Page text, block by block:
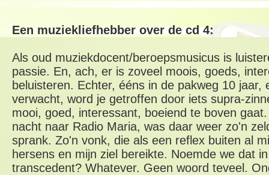
Een muziekliefhebber over de cd 4:
Als oud muziekdocent/beroepsmusicus is
passie. En, ach, er is zoveel moois, goeds,
beluisteren. Echter, ééns in de pakweg 10 jaar,
verwacht, word je getroffen door iets supra-
mooi, goed, interessant, boeiend te boven
nacht naar Radio Maria, was daar weer zo'n
sprank. Zo'n vonk, die als een reflex buiten al
hersens en mijn ziel bereikte. Noemde we dat
transcedent? Whatever. Geen woord teveel.